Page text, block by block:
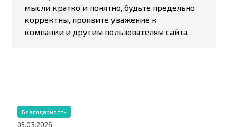
мысли кратко и понятно, будьте предельно
корректны, проявите уважение к
компании и другим пользователям сайта.
Благодарность
05.03.2026